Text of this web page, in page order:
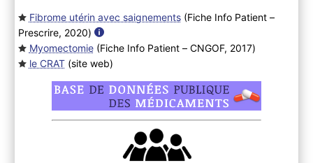
Fibrome utérin avec saignements(Fiche Info Patient –
Prescrire, 2020)
Myomectomie(Fiche Info Patient – CNGOF, 2017)
le CRAT(site web)